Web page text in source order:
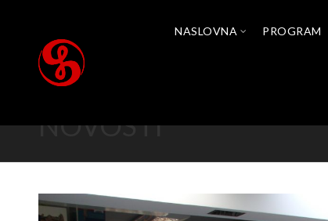
NASLOVNA PROGRAM
NOVOSTI